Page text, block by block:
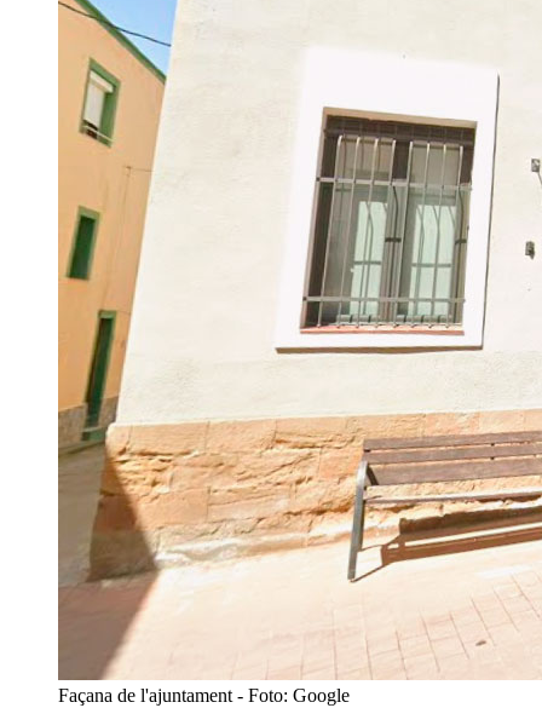
Façana de l'ajuntament - Foto: Google